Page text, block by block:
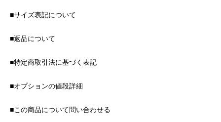
■サイズ表記について
■返品について
■特定商取引法に基づく表記
■オプションの値段詳細
■この商品について問い合わせる